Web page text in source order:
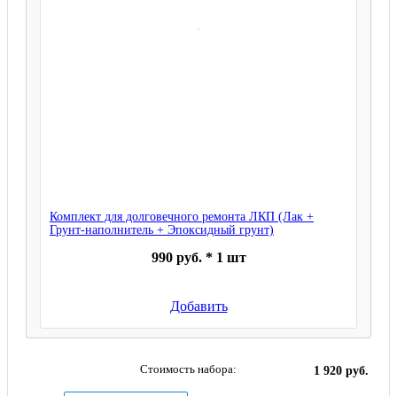
Комплект для долговечного ремонта ЛКП (Лак +
Грунт-наполнитель + Эпоксидный грунт)
990 руб. * 1 шт
Добавить
Стоимость набора: 1 920 руб.